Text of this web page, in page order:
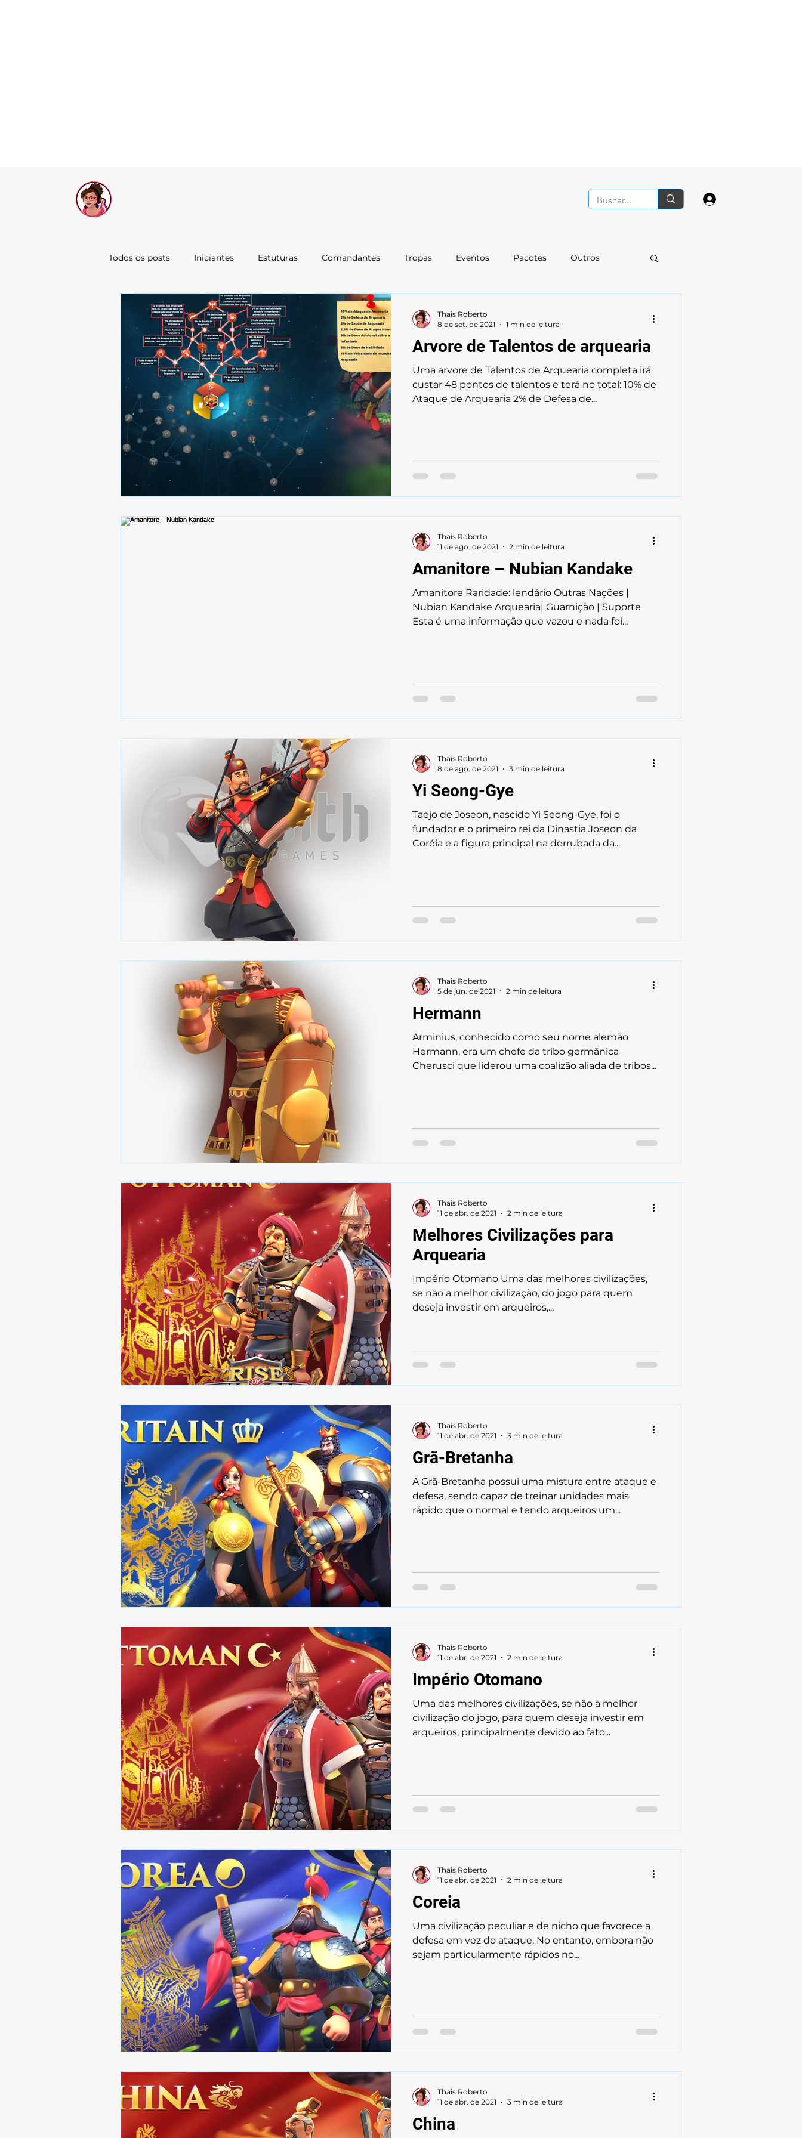
Todos os posts Iniciantes Estuturas Comandantes Tropas Eventos Pacotes Outros
Itens KvK Civilizações tecnologia Econômica
Arvore de Talentos de arquearia
Uma arvore de Talentos de Arquearia completa irá
custar 48 pontos de talentos e terá no total: 10% de
Ataque de Arquearia 2% de Defesa de...
Thais Roberto
8 de set. de 2021
1 min de leitura
Amanitore – Nubian Kandake
Amanitore Raridade: lendário Outras Nações |
Nubian Kandake Arquearia| Guarnição | Suporte
Esta é uma informação que vazou e nada foi...
Thais Roberto
11 de ago. de 2021
2 min de leitura
Yi Seong-Gye
Taejo de Joseon, nascido Yi Seong-Gye, foi o
fundador e o primeiro rei da Dinastia Joseon da
Coréia e a figura principal na derrubada da...
Thais Roberto
8 de ago. de 2021
3 min de leitura
Hermann
Arminius, conhecido como seu nome alemão
Hermann, era um chefe da tribo germânica
Cherusci que liderou uma coalizão aliada de tribos...
Thais Roberto
5 de jun. de 2021
2 min de leitura
Melhores Civilizações para
Arquearia
Império Otomano Uma das melhores civilizações,
se não a melhor civilização, do jogo para quem
deseja investir em arqueiros,...
Thais Roberto
11 de abr. de 2021
2 min de leitura
Grã-Bretanha
A Grã-Bretanha possui uma mistura entre ataque e
defesa, sendo capaz de treinar unidades mais
rápido que o normal e tendo arqueiros um...
Thais Roberto
11 de abr. de 2021
3 min de leitura
Império Otomano
Uma das melhores civilizações, se não a melhor
civilização do jogo, para quem deseja investir em
arqueiros, principalmente devido ao fato...
Thais Roberto
11 de abr. de 2021
2 min de leitura
Coreia
Uma civilização peculiar e de nicho que favorece a
defesa em vez do ataque. No entanto, embora não
sejam particularmente rápidos no...
Thais Roberto
11 de abr. de 2021
2 min de leitura
China
Thais Roberto
11 de abr. de 2021
3 min de leitura